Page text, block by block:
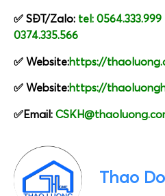
✅ SĐT/Zalo: tel: 0564.333.999
0374.335.566
✅ Website:https://
✅ Website:https://
✅Email:
Thao